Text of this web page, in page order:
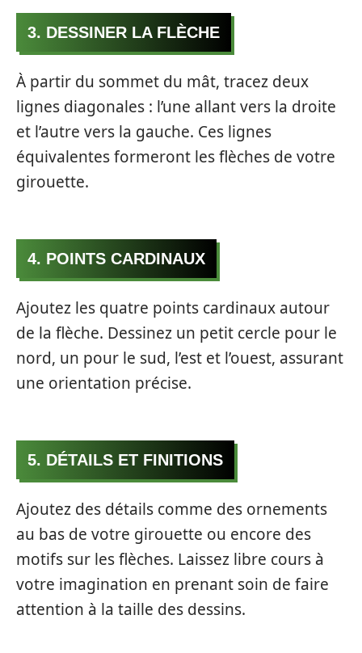
3. DESSINER LA FLÈCHE
À partir du sommet du mât, tracez deux
lignes diagonales : l’une allant vers la droite
et l’autre vers la gauche. Ces lignes
équivalentes formeront les flèches de votre
girouette.
4. POINTS CARDINAUX
Ajoutez les quatre points cardinaux autour
de la flèche. Dessinez un petit cercle pour le
nord, un pour le sud, l’est et l’ouest, assurant
une orientation précise.
5. DÉTAILS ET FINITIONS
Ajoutez des détails comme des ornements
au bas de votre girouette ou encore des
motifs sur les flèches. Laissez libre cours à
votre imagination en prenant soin de faire
attention à la taille des dessins.